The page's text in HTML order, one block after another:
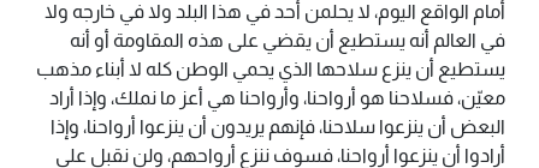
أمام الواقع اليوم، لا يحلمن أحد في هذا البلد ولا في خارجه ولا
في العالم أنه يستطيع أن يقضي على هذه المقاومة أو أنه
يستطيع أن ينزع سلاحها الذي يحمي الوطن كله لا أبناء مذهب
معيّن، فسلاحنا هو أرواحنا، وأرواحنا هي أعز ما نملك، وإذا أراد
البعض أن ينزعوا سلاحنا، فإنهم يريدون أن ينزعوا أرواحنا، وإذا
أرادوا أن ينزعوا أرواحنا، فسوف ننزع أرواحهم، ولن نقبل على